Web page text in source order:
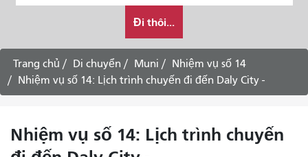
thúc
muốn
đi
du
lịch
như
nào
Đi thôi...
Trang chủ Di chuyển Muni
Nhiệm vụ số 14
Nhiệm vụ số 14: Lịch trình chuyến đi đến Daly City -
Nhiệm vụ số 14: Lịch trình chuyến